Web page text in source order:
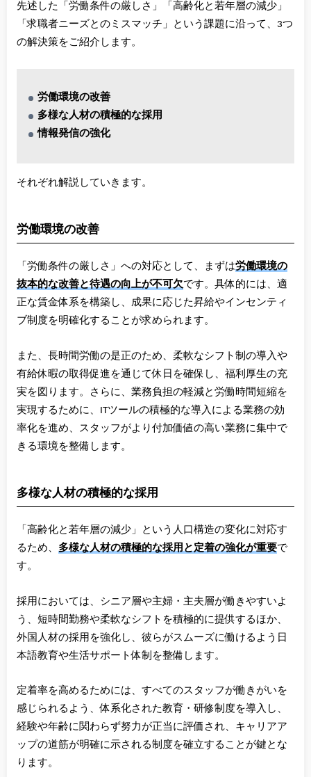
先述した「労働条件の厳しさ」「高齢化と若年層の減少」
「求職者ニーズとのミスマッチ」という課題に沿って、3つ
の解決策をご紹介します。
労働環境の改善
多様な人材の積極的な採用
情報発信の強化
それぞれ解説していきます。
労働環境の改善
「労働条件の厳しさ」への対応として、まずは労働環境の
抜本的な改善と待遇の向上が不可欠です。具体的には、適
正な賃金体系を構築し、成果に応じた昇給やインセンティ
ブ制度を明確化することが求められます。
また、長時間労働の是正のため、柔軟なシフト制の導入や
有給休暇の取得促進を通じて休日を確保し、福利厚生の充
実を図ります。さらに、業務負担の軽減と労働時間短縮を
実現するために、ITツールの積極的な導入による業務の効
率化を進め、スタッフがより付加価値の高い業務に集中で
きる環境を整備します。
多様な人材の積極的な採用
「高齢化と若年層の減少」という人口構造の変化に対応す
るため、 多様な人材の積極的な採用と定着の強化が重要で
す。
採用においては、シニア層や主婦・主夫層が働きやすいよ
う、短時間勤務や柔軟なシフトを積極的に提供するほか、
外国人材の採用を強化し、彼らがスムーズに働けるよう日
本語教育や生活サポート体制を整備します。
定着率を高めるためには、すべてのスタッフが働きがいを
感じられるよう、体系化された教育・研修制度を導入し、
経験や年齢に関わらず努力が正当に評価され、キャリアア
ップの道筋が明確に示される制度を確立することが鍵とな
ります。